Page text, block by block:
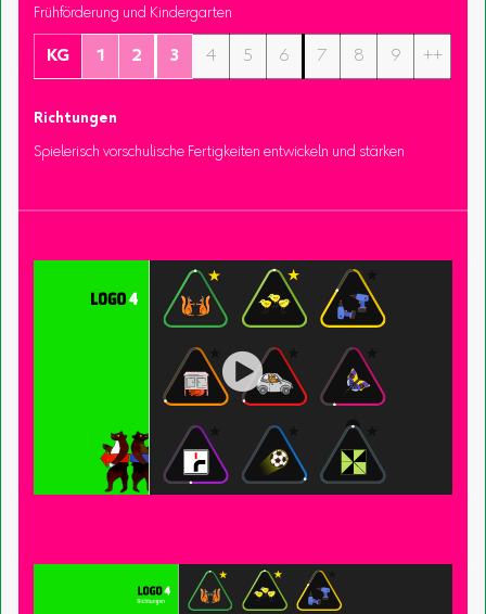
Frühförderung und Kindergarten
KG 1 2 3 4 5 6 7 8 9 ++
Richtungen
Spielerisch vorschulische Fertigkeiten entwickeln und stärken
